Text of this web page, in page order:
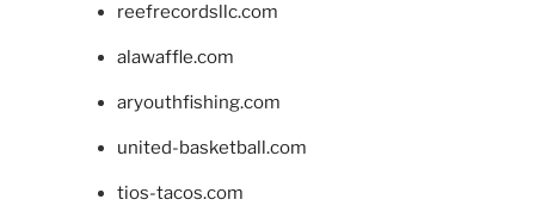
reefrecordsllc.com
alawaffle.com
aryouthfishing.com
united-basketball.com
tios-tacos.com